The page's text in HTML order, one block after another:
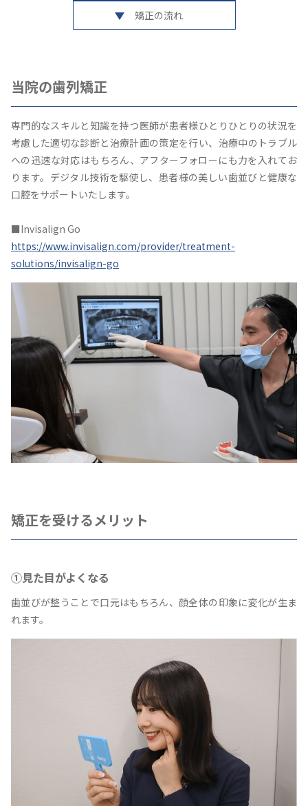
矯正の流れ
当院の歯列矯正
専門的なスキルと知識を持つ医師が患者様ひとりひとりの状況を
考慮した適切な診断と治療計画の策定を行い、治療中のトラブル
への迅速な対応はもちろん、アフターフォローにも力を入れてお
ります。デジタル技術を駆使し、患者様の美しい歯並びと健康な
口腔をサポートいたします。
■Invisalign Go
https://www.invisalign.com/provider/treatment-
solutions/invisalign-go
矯正を受けるメリット
①見た目がよくなる
歯並びが整うことで口元はもちろん、顔全体の印象に変化が生ま
れます。